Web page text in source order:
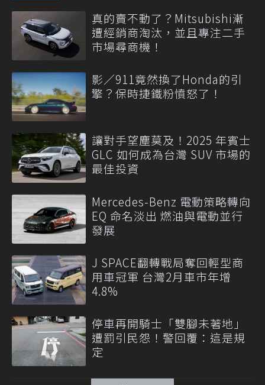
真的賣不動了？Mitsubishi漸
遭經銷商淘汰，並且專注二手
市場尋商機！
影／911竟然換了Honda的引
擎？保時捷鐵粉憤怒了！
讓對手望塵莫及！2025 年賓士
GLC 如何成為台灣 SUV 市場的
最佳投資
Mercedes-Benz 電動策略轉向
EQ 命名淡出 燃油與電動並行
發展
J SPACE翻轉戰局奪回輕型商
用車冠軍 台灣2月車市年增
4.8%
停車再開騎士「雙腳未著地」
遭罰引民怨！警回覆：這是規
定